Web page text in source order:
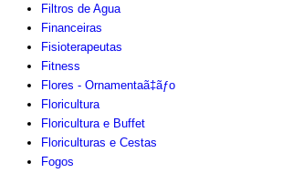
Filtros de Agua
Financeiras
Fisioterapeutas
Fitness
Flores - Ornamentaã‡ãƒo
Floricultura
Floricultura e Buffet
Floriculturas e Cestas
Fogos